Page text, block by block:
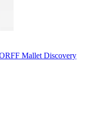
Mallet Discovery